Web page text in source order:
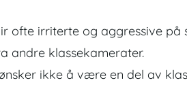
ofte irriterte og aggressive på
andre klassekamerater.
ikke å være en del av